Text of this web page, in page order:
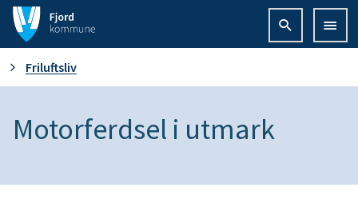
F
j
o
r
D
r
Friluftsliv
Motorferdsel i utmark